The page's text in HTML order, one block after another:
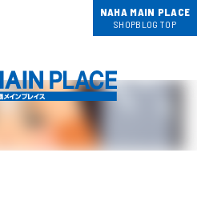
NAHA MAIN PLACE
SHOPBLOG TOP